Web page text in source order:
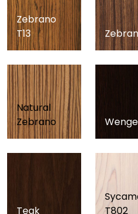
Zebrano
T13
Natural
Zebrano
Wenge
Teak
T802